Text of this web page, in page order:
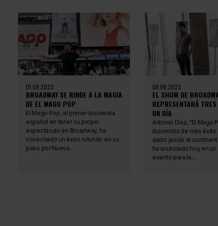
01.09.2023
BROADWAY SE RINDE A LA MAGIA
DE EL MAGO POP
El Mago Pop, el primer ilusionista
español en tener su propio
espectáculo en Broadway, ha
cosechado un éxito rotundo en su
paso por Nueva...
08.08.2023
EL SHOW DE
REPRESENTARÁ TRES
UN DÍA
Antonio Díaz, "El Mago
ilusionista de más éxito
dado jamás el
ha anunciado hoy en un
evento para la...